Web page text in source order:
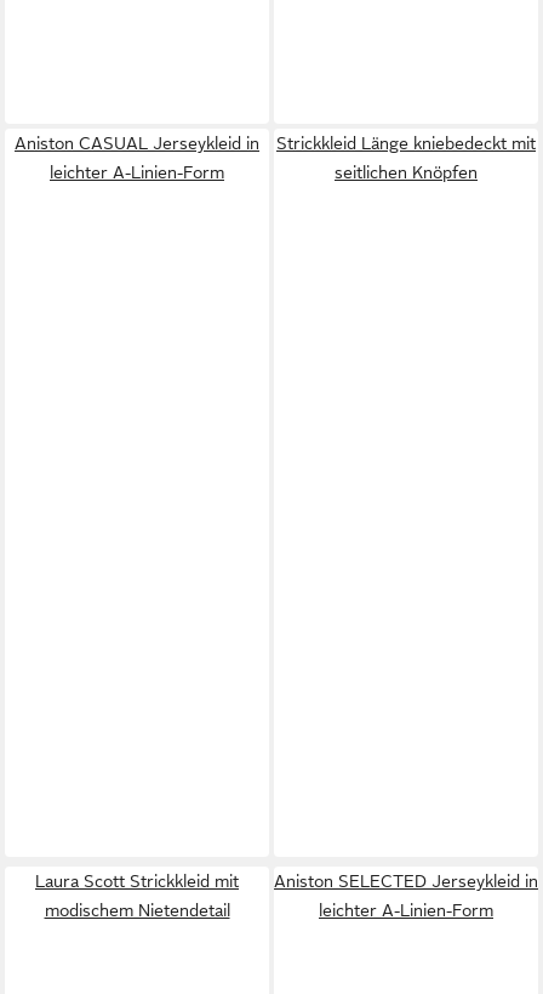
Aniston CASUAL Jerseykleid in
leichter A-Linien-Form
Strickkleid Länge kniebedeckt mit
seitlichen Knöpfen
Laura Scott Strickkleid mit
modischem Nietendetail
Aniston SELECTED Jerseykleid in
leichter A-Linien-Form